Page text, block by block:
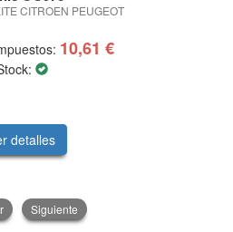
CITROEN PEUGEOT
10,61 €
detalles
Siguiente